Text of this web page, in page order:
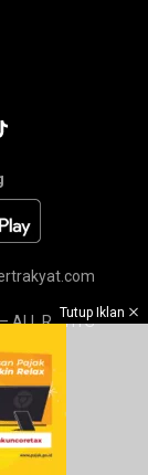
ALL RIGHTS
Tutup Iklan